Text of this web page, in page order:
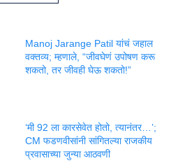
Manoj Jarange Patil यांचं जहाल
वक्तव्य; म्हणाले, “जीवघेणं उपोषण करू
शकतो, तर जीवही घेऊ शकतो!”
‘मी 92 ला कारसेवेत होतो, त्यानंतर…’;
CM फडणवीसांनी सांगितल्या राजकीय
प्रवासाच्या जुन्या आठवणी